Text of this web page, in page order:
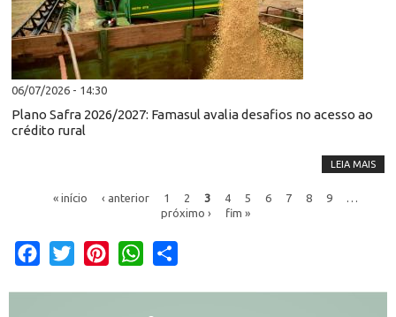
06/07/2026 - 14:30
Plano Safra 2026/2027: Famasul avalia desafios no acesso ao
crédito rural
LEIA MAIS
« início ‹ anterior 1 2 3 4 5 6 7 8 9
…
próximo ›
fim »
Facebook
Twitter PinterestWhatsApp